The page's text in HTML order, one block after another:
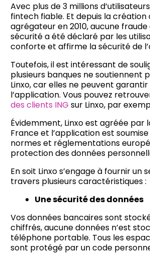
Avec plus de 3 millions
fintech fiable. Et depuis la création
agrégateur en 2010, aucune
sécurité a été déclaré par les
conforte et affirme la sécurité de
Toutefois, il est intéressant de
plusieurs banques ne soutiennent
Linxo, car elles ne peuvent
l’application. Vous pouvez
des clients ING sur Linxo, par
Évidemment, Linxo est agréée par
France et l’application est
normes et réglementations
protection des données
En soit Linxo s’engage à fournir un
travers plusieurs caractéristiques :
Une sécurité des données
Vos données bancaires sont
chiffrés, aucune données n’est
téléphone portable. Tous les
sont protégé par un code